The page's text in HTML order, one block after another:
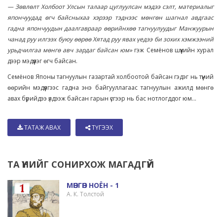
— Зөвлөлт Холбоот Улсын талаар цуглуулсан мэдээ сэлт, материалыг
япончуудад өгч байсныхаа хэрээр тэднээс мөнгөн шагнал авдгаас
гадна япончуудын даалгавраар өөрийнхөө тагнуулуудыг Манжуурын
чанад руу илгээх буюу өөрөө Хятад руу явах үедээ би зохих хэмжээний
урьдчилгаа мөнгө авч зардаг байсан юм» гэж Семёнов шүүхийн хурал
дээр мэдүүлэг өгч байсан.
Семёнов Японы тагнуулын газартай холбоотой байсан гэдэг нь түүний
өөрийн мэдүүлгээс гадна энэ байгууллагаас тагнуулын ажилд мөнгө
авах бүрийдээ үлдээж байсан гарын үсгээр нь бас нотлогддог юм...
ТАТАЖ АВАХ ТҮГЭЭХ
ТА ҮҮНИЙГ СОНИРХОЖ МАГАДГҮЙ
МӨНГӨН НОЁН - 1
А. К. Толстой